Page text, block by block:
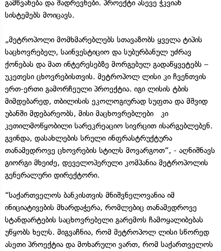
გამწვანება და შადრევნები. პროექტი ასევე ჭკვიან
სისტემებს მოიცავს.
„მეტროპოლი მომხმარებლებს სთავაზობს ყველა ტიპის
საცხოვრებელ, საინვესტიციო და სუბურბანულ უძრავ
ქონებას და მათ ინტერესებზე მორგებულ გადაწყვეტებს –
უკეთესი ცხოვრებისთვის. მეტროპოლ ლისი კი ჩვენთვის
ერთ-ერთი გამორჩეული პროექტია. იგი ლისის ტბის
მიმდებარედ, თბილისის ეკოლოგიურად სუფთა და მშვიდ
უბანში მდებარეობს, მისი მაცხოვრებლები კი
კეთილმოწყობილი სარეკრეაციო სივრცით ისარგებლებენ.
გვინდა, დასახლების სრული ინფრასტრუქტურა
თანამედროვე ცხოვრების სტილს მოვარგოთ“, - აღნიშნავს
გიორგი მხეიძე, დეველოპერული კომპანია მეტროპოლის
გენერალური დირექტორი.
“საქართველოს ბანკისთვის მნიშვნელოვანია იმ
ინიციატივების მხარდაჭერა, რომლებიც თანამედროვე
სტანდარტების საცხოვრებელი გარემოს ჩამოყალიბებას
უწყობს ხელს. მიგვაჩნია, რომ მეტროპოლ ლისი სწორედ
ასეთი პროექტია და მოხარული ვართ, რომ საქართველოს